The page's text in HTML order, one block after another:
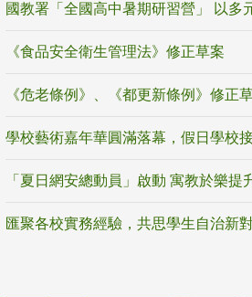
《食品安全衛生管理法》修正草案
《危老條例》、《都更新條例》修正
「夏日網安總動員」啟動 寓教於樂提
匯聚各校實務經驗，共思學生自治新